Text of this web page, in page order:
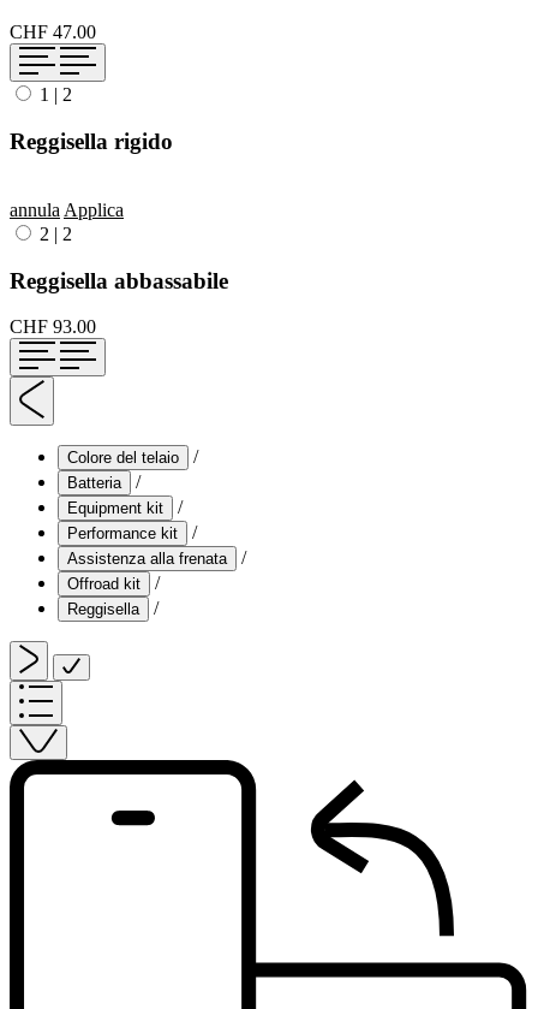
CHF 47.00
1 | 2
Reggisella rigido
annula Applica
2 | 2
Reggisella abbassabile
CHF 93.00
Colore del telaio /
Batteria /
Equipment kit /
Performance kit /
Assistenza alla frenata /
Offroad kit /
Reggisella /